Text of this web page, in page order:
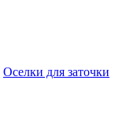
Оселки для заточки